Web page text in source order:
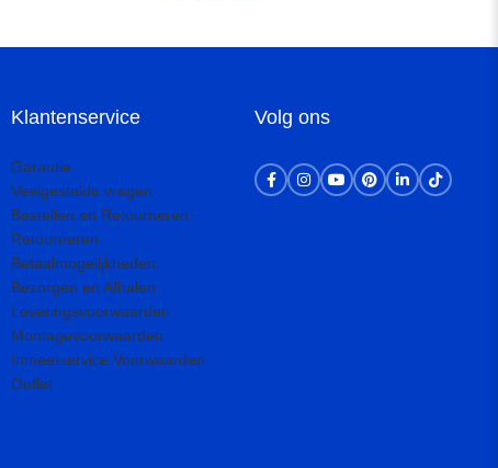
Klantenservice
Garantie
Veelgestelde vragen
Bestellen en Retourneren
Retourneren
Betaalmogelijkheden
Bezorgen en Afhalen
Leveringsvoorwaarden
Montagevoorwaarden
Inmeetservice Voorwaarden
Outlet
Volg ons